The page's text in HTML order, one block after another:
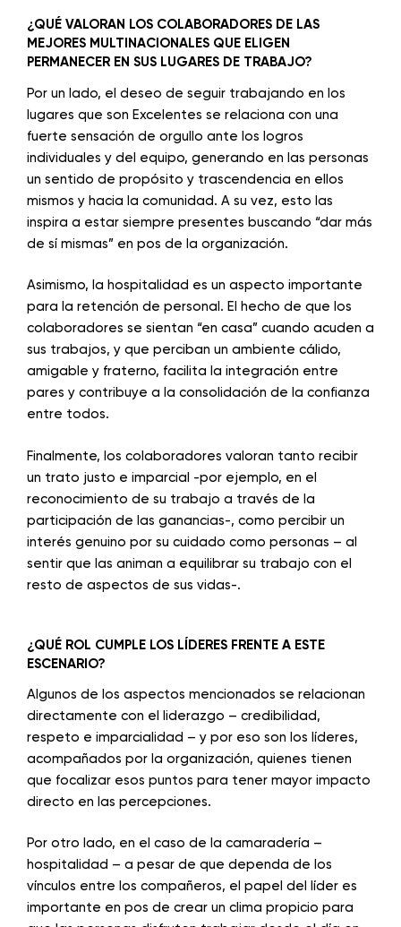
¿QUÉ VALORAN LOS COLABORADORES DE LAS
MEJORES MULTINACIONALES QUE ELIGEN
PERMANECER EN SUS LUGARES DE TRABAJO?
Por un lado, el deseo de seguir trabajando en los
lugares que son Excelentes se relaciona con una
fuerte sensación de orgullo ante los logros
individuales y del equipo, generando en las personas
un sentido de propósito y trascendencia en ellos
mismos y hacia la comunidad. A su vez, esto las
inspira a estar siempre presentes buscando “dar más
de sí mismas” en pos de la organización.
Asimismo, la hospitalidad es un aspecto importante
para la retención de personal. El hecho de que los
colaboradores se sientan “en casa” cuando acuden a
sus trabajos, y que perciban un ambiente cálido,
amigable y fraterno, facilita la integración entre
pares y contribuye a la consolidación de la confianza
entre todos.
Finalmente, los colaboradores valoran tanto recibir
un trato justo e imparcial -por ejemplo, en el
reconocimiento de su trabajo a través de la
participación de las ganancias-, como percibir un
interés genuino por su cuidado como personas – al
sentir que las animan a equilibrar su trabajo con el
resto de aspectos de sus vidas-.
¿QUÉ ROL CUMPLE LOS LÍDERES FRENTE A ESTE
ESCENARIO?
Algunos de los aspectos mencionados se relacionan
directamente con el liderazgo – credibilidad,
respeto e imparcialidad – y por eso son los líderes,
acompañados por la organización, quienes tienen
que focalizar esos puntos para tener mayor impacto
directo en las percepciones.
Por otro lado, en el caso de la camaradería –
hospitalidad – a pesar de que dependa de los
vínculos entre los compañeros, el papel del líder es
importante en pos de crear un clima propicio para